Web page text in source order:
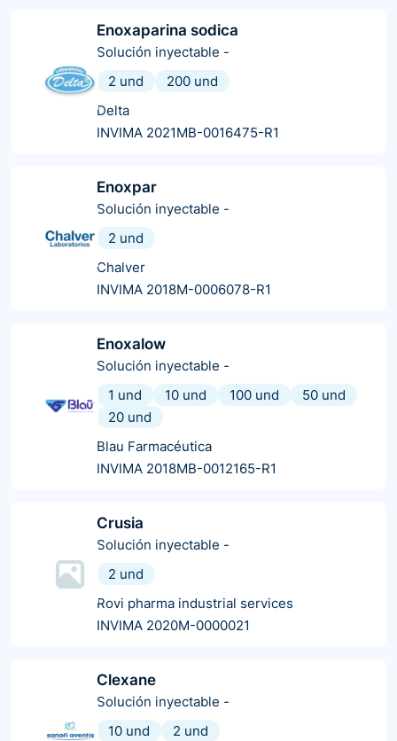
Enoxaparina sodica
Solución inyectable -
2 und
200 und
Delta
INVIMA 2021MB-0016475-R1
Enoxpar
Solución inyectable -
2 und
Chalver
INVIMA 2018M-0006078-R1
Enoxalow
Solución inyectable -
1 und
10 und 100 und
50 und
20 und
Blau Farmacéutica
INVIMA 2018MB-0012165-R1
Crusia
Solución inyectable -
2 und
Rovi pharma industrial services
INVIMA 2020M-0000021
Clexane
Solución inyectable -
10 und
2 und